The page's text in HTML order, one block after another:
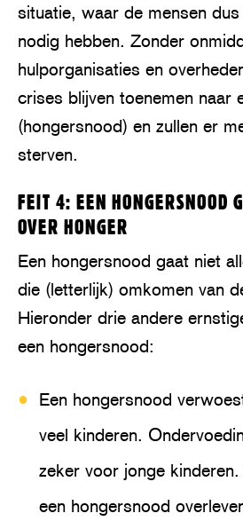
situatie, waar de mensen
nodig hebben. Zonder
hulporganisaties en
crises blijven toenemen naar
(hongersnood) en zullen er
sterven.
FEIT 4: EEN HONGERSNOOD
OVER HONGER
Een hongersnood gaat niet
die (letterlijk) omkomen van
Hieronder drie andere
een hongersnood:
Een hongersnood
veel kinderen.
zeker voor jonge
een hongersnood